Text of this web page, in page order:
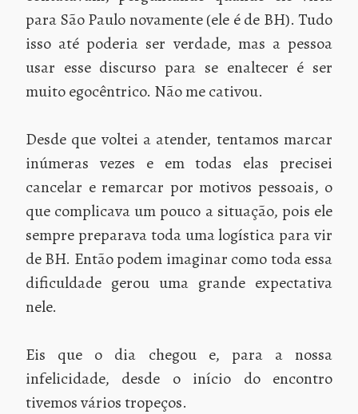
para São Paulo novamente (ele é de BH). Tudo
isso até poderia ser verdade, mas a pessoa
usar esse discurso para se enaltecer é ser
muito egocêntrico. Não me cativou.
Desde que voltei a atender, tentamos marcar
inúmeras vezes e em todas elas precisei
cancelar e remarcar por motivos pessoais, o
que complicava um pouco a situação, pois ele
sempre preparava toda uma logística para vir
de BH. Então podem imaginar como toda essa
dificuldade gerou uma grande expectativa
nele.
Eis que o dia chegou e, para a nossa
infelicidade, desde o início do encontro
tivemos vários tropeços.